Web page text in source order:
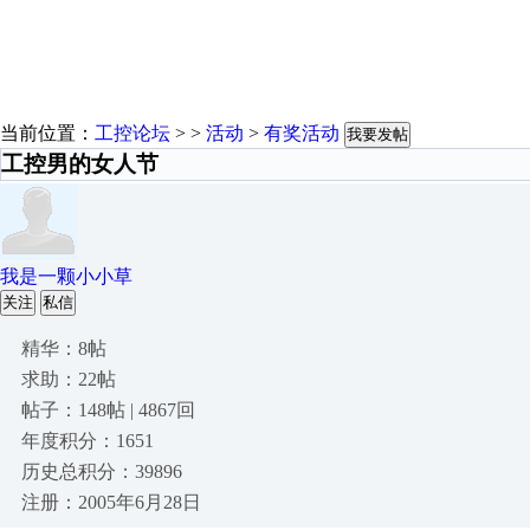
当前位置： 工控论坛 > > 活动 > 有奖活动 我要发帖
工控男的女人节
我是一颗小小草
关注 私信
精华：8帖
求助：22帖
帖子：148帖 | 4867回
年度积分：1651
历史总积分：39896
注册：2005年6月28日